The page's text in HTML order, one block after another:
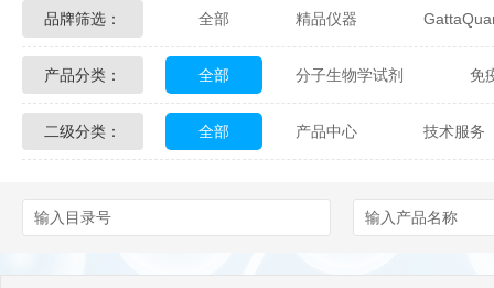
品牌筛选： 全部 精品仪器
Glycon Biochem Sterlitech
Echelon Biosciences Verichem
产品分类： 全部 分子生物学试剂 免
化学及生物化学试剂 材料学试剂
二级分类： 全部 产品中心 技术服务